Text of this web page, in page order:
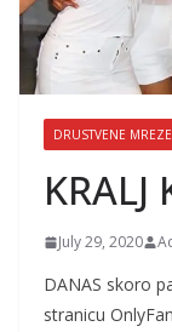
DRUSTVENE MREZE
July 29, 2020
DANAS skoro
stranicu